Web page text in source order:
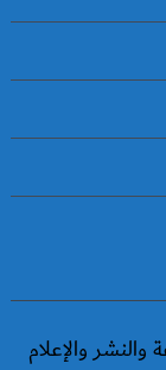
والإعلام